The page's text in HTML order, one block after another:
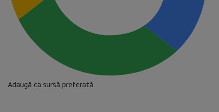
Adaugă ca sursă preferată